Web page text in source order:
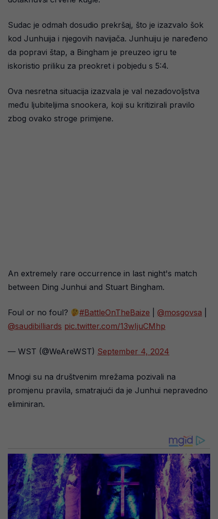
Sudac je odmah dosudio prekršaj, što je izazvalo šok
kod Junhuija i njegovih navijača. Junhuiju je naređeno
da popravi štap, a Bingham je preuzeo igru te
iskoristio priliku za preokret i pobjedu s 5:4.
Ova nesretna situacija izazvala je val nezadovoljstva
među ljubiteljima snookera, koji su kritizirali pravilo
zbog ovako stroge primjene.
An extremely rare occurrence in last night's match
between Ding Junhui and Stuart Bingham.
Foul or no foul? #BattleOnTheBaize |@mosgovsa
@saudibilliards pic.twitter.com/13wIjuCMhp
— WST (@WeAreWST) September 4, 2024
Mnogi su na društvenim mrežama pozivali na
promjenu pravila, smatrajući da je Junhui nepravedno
eliminiran.